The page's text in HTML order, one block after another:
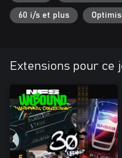
60 i/s et plus
Extensions pour ce